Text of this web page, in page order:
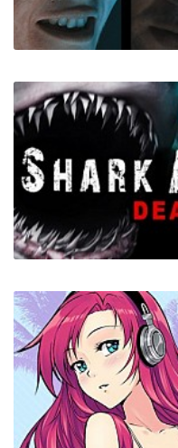
The Dark
Shark